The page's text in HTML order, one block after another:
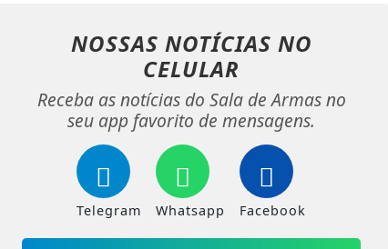
NOSSAS NOTÍCIAS NO
CELULAR
Receba as notícias do Sala de Armas no
seu app favorito de mensagens.
Telegram Whatsapp Facebook